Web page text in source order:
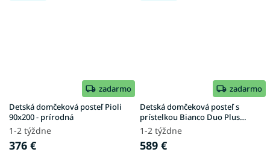
zadarmo
Detská domčeková posteľ Pioli
90x200 - prírodná
1-2 týždne
376 €
zadarmo
Detská domčeková posteľ s
prístelkou Bianco Duo Plus
90x190 - prírodná
1-2 týždne
589 €